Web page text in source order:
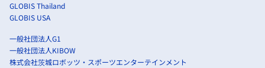
GLOBIS Thailand
GLOBIS USA
一般社団法人G1
一般社団法人KIBOW
株式会社茨城ロボッツ・スポーツエンターテインメント